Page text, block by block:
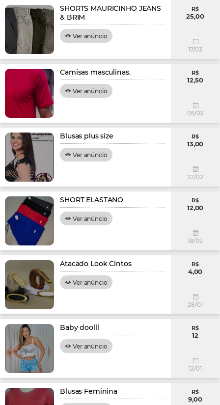
SHORTS MAURICINHO JEANS
& BRIM
Ver anúncio
R$
25,00
17/03
Camisas masculinas.
Ver anúncio
R$
12,50
05/03
Blusas plus size
Ver anúncio
R$
13,00
22/02
SHORT ELASTANO
Ver anúncio
R$
12,00
18/02
Atacado Look Cintos
Ver anúncio
R$
4,00
28/01
Baby doolll
Ver anúncio
R$
12
12/01
Blusas Feminina R$
9,00